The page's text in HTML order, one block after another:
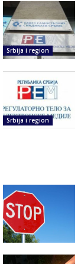
Srbija i region
Srbija i region